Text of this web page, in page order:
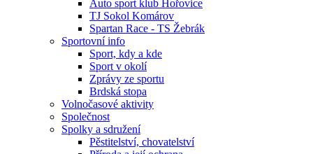
Auto sport klub Hořovice
TJ Sokol Komárov
Spartan Race - TS Žebrák
Sportovní info
Sport, kdy a kde
Sport v okolí
Zprávy ze sportu
Brdská stopa
Volnočasové aktivity
Společnost
Spolky a sdružení
Pěstitelství, chovatelství